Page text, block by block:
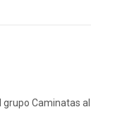
Caminatas al